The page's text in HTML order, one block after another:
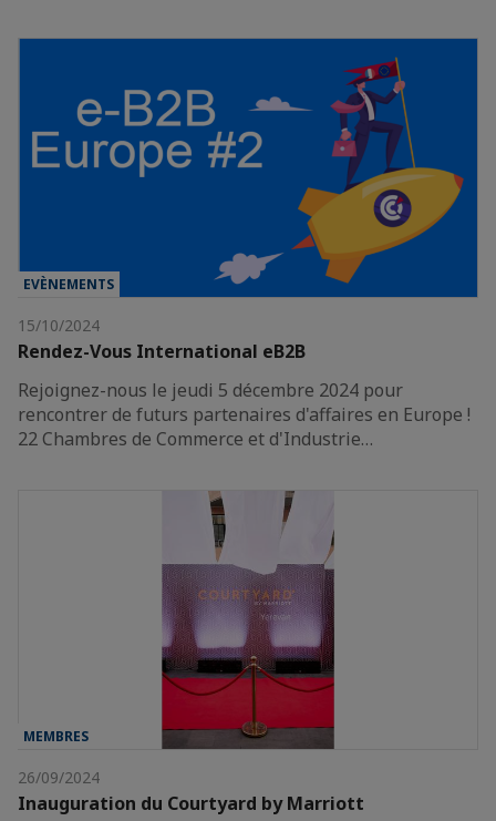
EVÈNEMENTS
15/10/2024
Rendez-Vous International eB2B
Rejoignez-nous le jeudi 5 décembre 2024 pour
rencontrer de futurs partenaires d'affaires en Europe !
22 Chambres de Commerce et d'Industrie…
MEMBRES
26/09/2024
Inauguration du Courtyard by Marriott